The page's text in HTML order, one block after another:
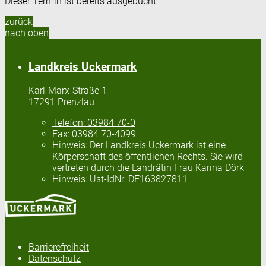
zurück
nach oben
Landkreis Uckermark
Karl-Marx-Straße 1
17291 Prenzlau
Telefon: 03984 70-0
Fax: 03984 70-4099
Hinweis: Der Landkreis Uckermark ist eine
Körperschaft des öffentlichen Rechts. Sie wird
vertreten durch die Landrätin Frau Karina Dörk
Hinweis: Ust-IdNr: DE163827811
Barrierefreiheit
Datenschutz